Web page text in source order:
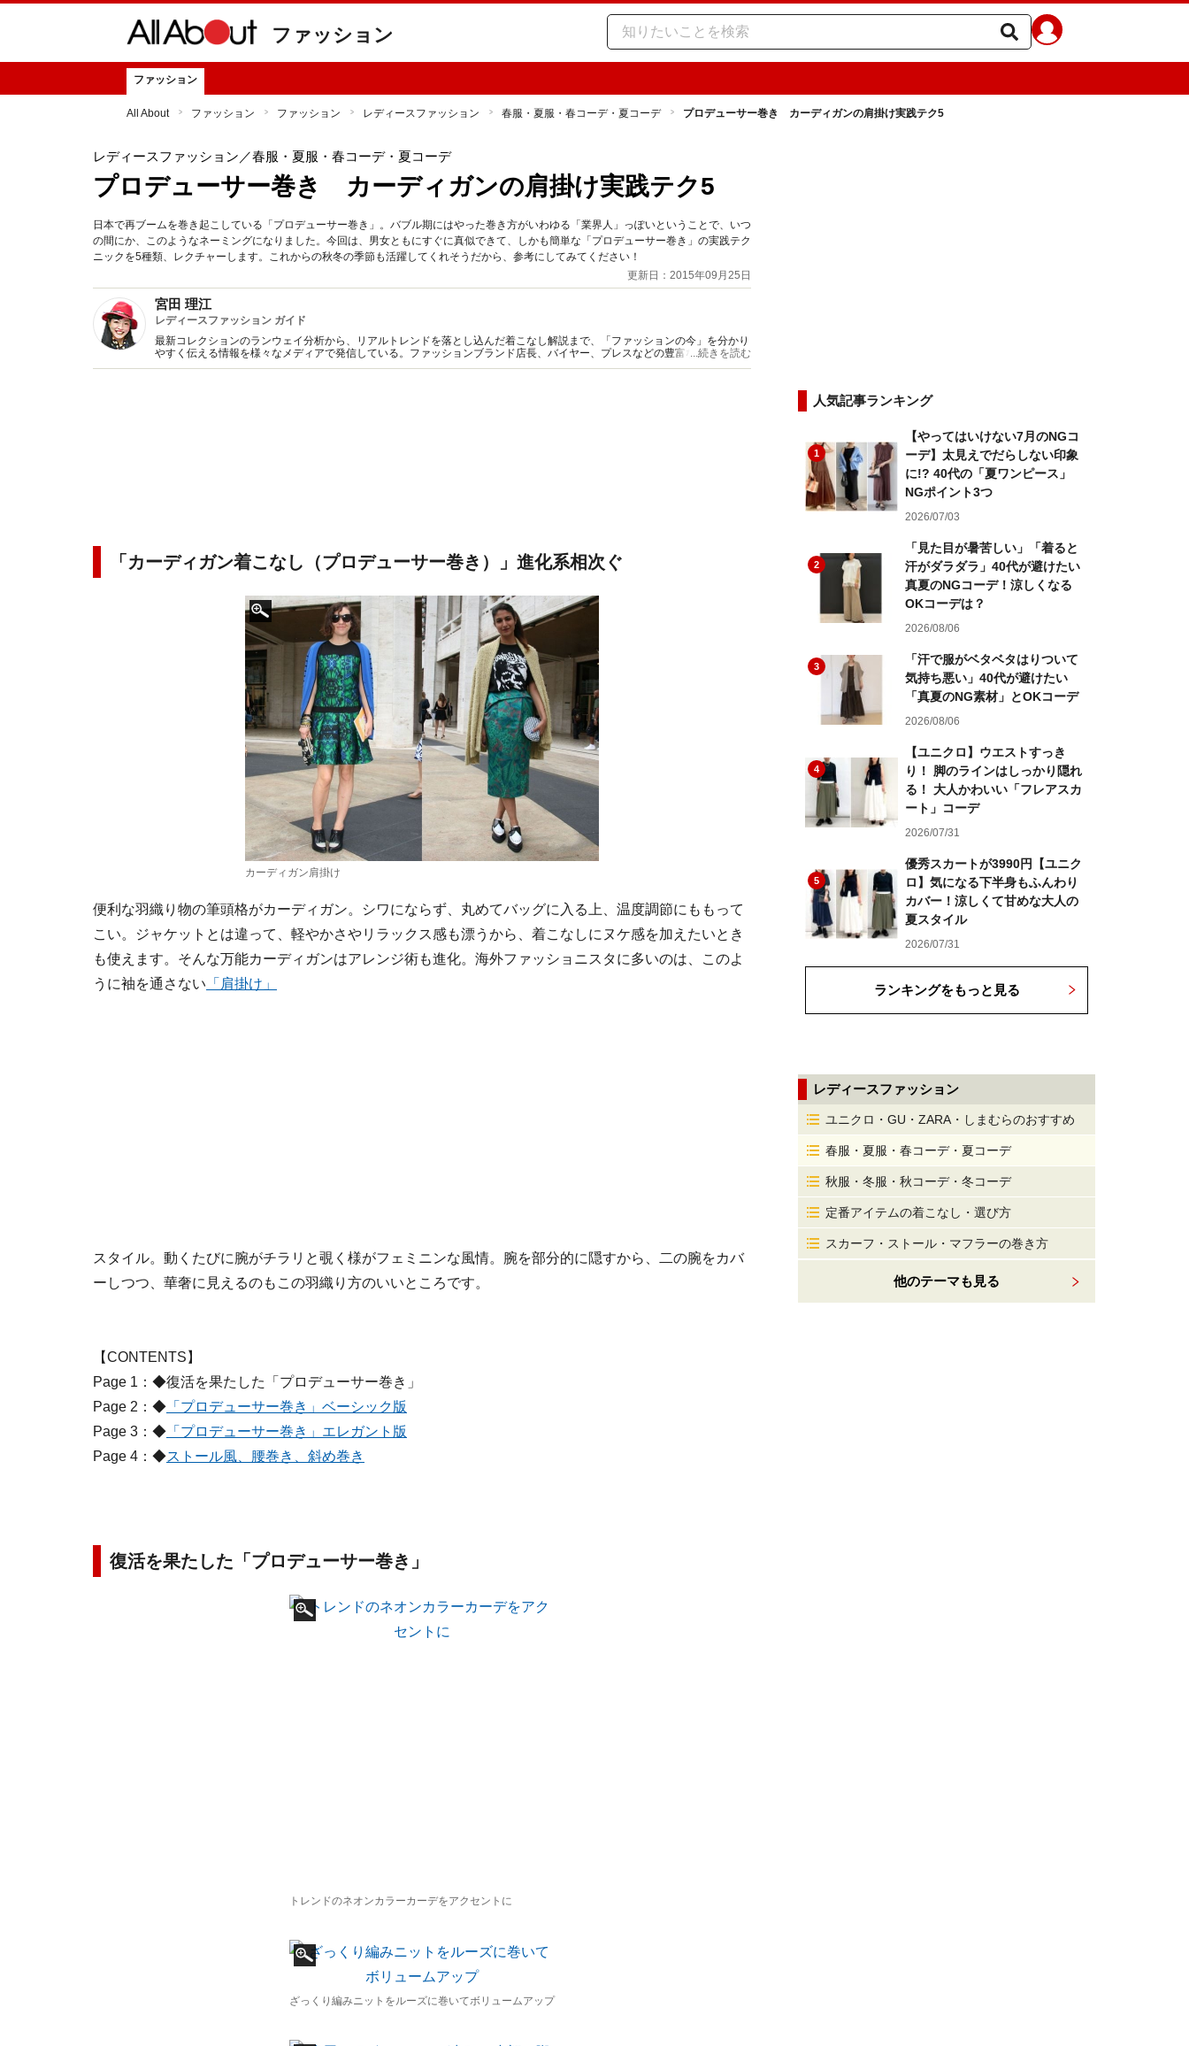
ファッション
ファッション
All About ファッション ファッション レディースファッション 春服・夏服・春コーデ・夏コーデ プロデューサー巻き カーディガンの肩掛け実践テク5
レディースファッション ／春服・夏服・春コーデ・夏コーデ
プロデューサー巻き カーディガンの肩掛け実践テク5
日本で再ブームを巻き起こしている「プロデューサー巻き」。バブル期にはやった巻き方がいわゆる「業界人」っぽいということで、いつ
の間にか、このようなネーミングになりました。今回は、男女ともにすぐに真似できて、しかも簡単な「プロデューサー巻き」の実践テク
ニックを5種類、レクチャーします。これからの秋冬の季節も活躍してくれそうだから、参考にしてみてください！
更新日：2015年09月25日
宮田 理江
レディースファッション ガイド
最新コレクションのランウェイ分析から、リアルトレンドを落とし込んだ着こなし解説まで、「ファッションの今」を分かり
やすく伝える情報を様々なメディアで発信している。ファッションブランド店長、バイヤー、プレスなどの豊富な現場キャリ
アを生かしたスタイリング提案に強みを持つ。セミナーやイベント出演も多い。
...続きを読む
「カーディガン着こなし（プロデューサー巻き）」進化系相次ぐ
カーディガン肩掛け
便利な羽織り物の筆頭格がカーディガン。シワにならず、丸めてバッグに入る上、温度調節にももって
こい。ジャケットとは違って、軽やかさやリラックス感も漂うから、着こなしにヌケ感を加えたいとき
も使えます。そんな万能カーディガンはアレンジ術も進化。海外ファッショニスタに多いのは、このよ
うに袖を通さない 「肩掛け」
スタイル。動くたびに腕がチラリと覗く様がフェミニンな風情。腕を部分的に隠すから、二の腕をカバ
ーしつつ、華奢に見えるのもこの羽織り方のいいところです。
【CONTENTS】
Page 1：◆復活を果たした「プロデューサー巻き」
Page 2：◆ 「プロデューサー巻き」ベーシック版
Page 3：◆ 「プロデューサー巻き」エレガント版
Page 4：◆ストール風、腰巻き、斜め巻き
復活を果たした「プロデューサー巻き」
トレンドのネオンカラーカーデをアクセントに
ざっくり編みニットをルーズに巻いてボリュームアップ
人気記事ランキング
1
【やってはいけない7月のNGコ
ーデ】太見えでだらしない印象
に!? 40代の「夏ワンピース」
NGポイント3つ
2026/07/03
2
「見た目が暑苦しい」「着ると
汗がダラダラ」40代が避けたい
真夏のNGコーデ！涼しくなる
OKコーデは？
2026/08/06
3
「汗で服がベタベタはりついて
気持ち悪い」40代が避けたい
「真夏のNG素材」とOKコーデ
2026/08/06
4
【ユニクロ】ウエストすっき
り！ 脚のラインはしっかり隠れ
る！ 大人かわいい「フレアスカ
ート」コーデ
2026/07/31
5
優秀スカートが3990円【ユニク
ロ】気になる下半身もふんわり
カバー！涼しくて甘めな大人の
夏スタイル
2026/07/31
ランキングをもっと見る
レディースファッション
ユニクロ・GU・ZARA・しまむらのおすすめ
春服・夏服・春コーデ・夏コーデ
秋服・冬服・秋コーデ・冬コーデ
定番アイテムの着こなし・選び方
スカーフ・ストール・マフラーの巻き方
他のテーマも見る